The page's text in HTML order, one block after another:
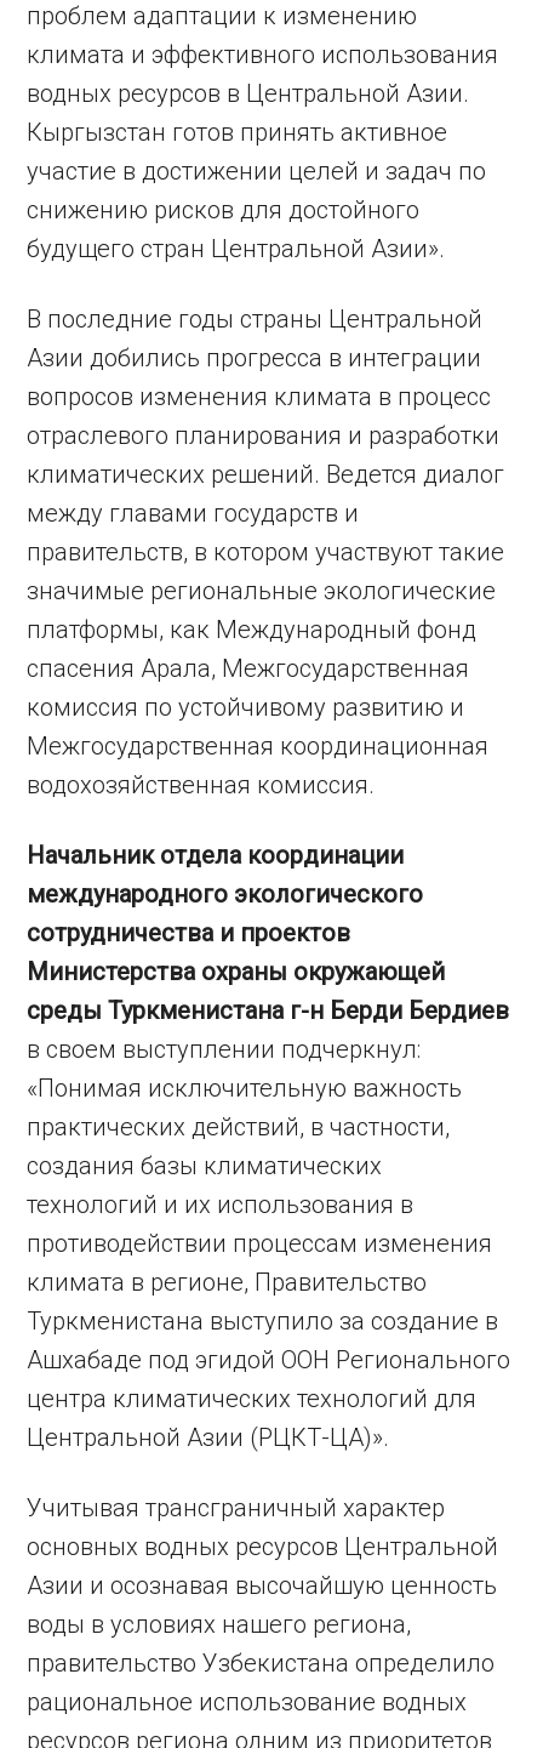
проблем адаптации к изменению
климата и эффективного использования
водных ресурсов в Центральной Азии.
Кыргызстан готов принять активное
участие в достижении целей и задач по
снижению рисков для достойного
будущего стран Центральной Азии».
В последние годы страны Центральной
Азии добились прогресса в интеграции
вопросов изменения климата в процесс
отраслевого планирования и разработки
климатических решений. Ведется диалог
между главами государств и
правительств, в котором участвуют такие
значимые региональные экологические
платформы, как Международный фонд
спасения Арала, Межгосударственная
комиссия по устойчивому развитию и
Межгосударственная координационная
водохозяйственная комиссия.
Начальник отдела координации
международного экологического
сотрудничества и проектов
Министерства охраны окружающей
среды Туркменистана г-н Берди Бердиев
в своем выступлении подчеркнул:
«Понимая исключительную важность
практических действий, в частности,
создания базы климатических
технологий и их использования в
противодействии процессам изменения
климата в регионе, Правительство
Туркменистана выступило за создание в
Ашхабаде под эгидой ООН Регионального
центра климатических технологий для
Центральной Азии (РЦКТ-ЦА)».
Учитывая трансграничный характер
основных водных ресурсов Центральной
Азии и осознавая высочайшую ценность
воды в условиях нашего региона,
правительство Узбекистана определило
рациональное использование водных
ресурсов региона одним из приоритетов